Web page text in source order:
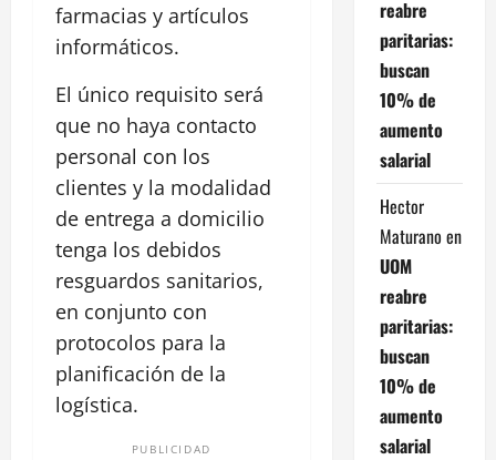
farmacias y artículos
informáticos.
El único requisito será
que no haya contacto
personal con los
clientes y la modalidad
de entrega a domicilio
tenga los debidos
resguardos sanitarios,
en conjunto con
protocolos para la
planificación de la
logística.
PUBLICIDAD
reabre
paritarias:
buscan
10% de
aumento
salarial
Hector
Maturano en
UOM
reabre
paritarias:
buscan
10% de
aumento
salarial